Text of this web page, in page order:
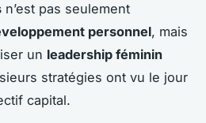
n’est pas seulement
personnel, mais
un leadership féminin
stratégies ont vu le jour
capital.